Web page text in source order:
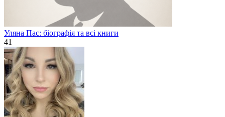
Уляна Пас: біографія та всі книги
41